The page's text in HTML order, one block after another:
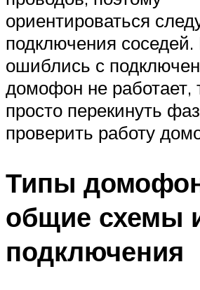
ориентироваться
подключения
ошиблись с
домофон не работает,
просто перекинуть
проверить работу
Типы
общие схемы
подключения